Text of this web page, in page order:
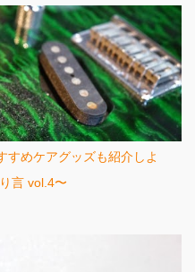
すめケアグッズも紹介しよ
言 vol.4〜